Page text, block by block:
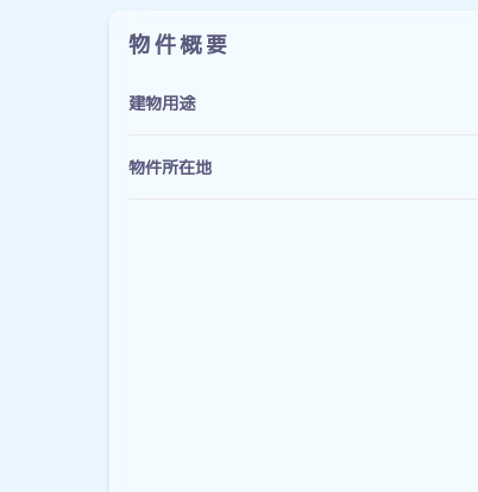
物件概要
建物用途
物件所在地